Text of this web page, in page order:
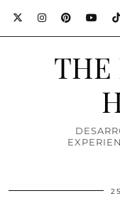
THE